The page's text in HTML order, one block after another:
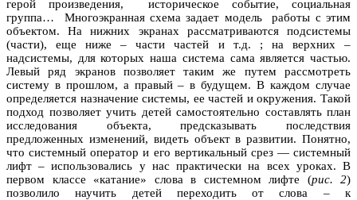
герой произведения, историческое событие, социальная
группа… Многоэкранная схема задает модель работы с этим
объектом. На нижних экранах рассматриваются подсистемы
(части), еще ниже – части частей и т.д. ; на верхних –
надсистемы, для которых наша система сама является частью.
Левый ряд экранов позволяет таким же путем рассмотреть
систему в прошлом, а правый – в будущем. В каждом случае
определяется назначение системы, ее частей и окружения. Такой
подход позволяет учить детей самостоятельно составлять план
исследования объекта, предсказывать последствия
предложенных изменений, видеть объект в развитии. Понятно,
что системный оператор и его вертикальный срез — системный
лифт – использовались у нас практически на всех уроках. В
первом классе «катание» слова в системном лифте (рис. 2)
позволило научить детей переходить от слова – к